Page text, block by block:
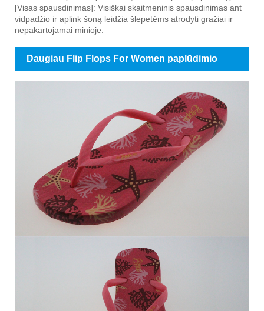
[Visas spausdinimas]: Visiškai skaitmeninis spausdinimas ant
vidpadžio ir aplink šoną leidžia šlepetėms atrodyti gražiai ir
nepakartojamai minioje.
Daugiau Flip Flops For Women paplūdimio
nuotraukų